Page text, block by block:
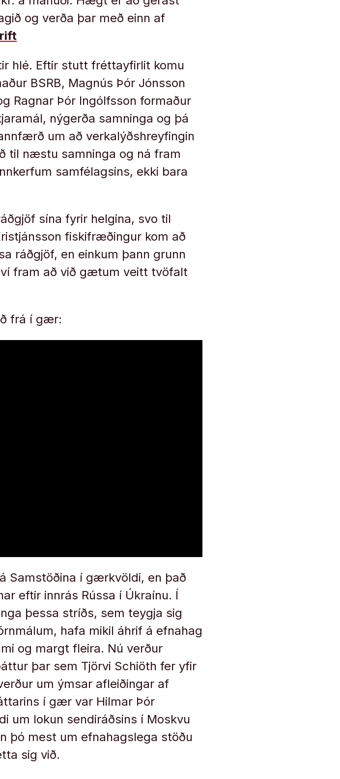
og verða þar með einn af
hlé. Eftir stutt fréttayfirlit komu
BSRB, Magnús Þór Jónsson
Ragnar Þór Ingólfsson formaður
nýgerða samninga og þá
um að verkalýðshreyfingin
til næstu samninga og ná fram
samfélagsins, ekki bara
sína fyrir helgina, svo til
fiskifræðingur kom að
ráðgjöf, en einkum þann grunn
fram að við gætum veitt tvöfalt
frá í gær:
Samstöðina í gærkvöldi, en það
eftir innrás Rússa í Úkraínu. Í
þessa stríðs, sem teygja sig
hafa mikil áhrif á efnahag
og margt fleira. Nú verður
þar sem Tjörvi Schiöth fer yfir
um ýmsar afleiðingar af
í gær var Hilmar Þór
um lokun sendiráðsins í Moskvu
þó mest um efnahagslega stöðu
sig við.